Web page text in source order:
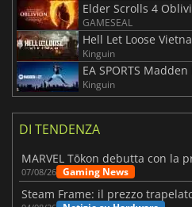
Elder Scrolls 4
GAMESEAL
Hell Let Loose
Kinguin
EA SPORTS Madden
Kinguin
DI TENDENZA
07/08/26 Gaming News